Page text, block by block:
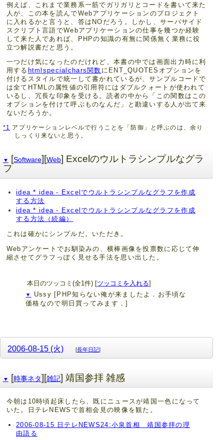
例えば、これまで業務系一筋でガリガリとコードを書いて来た
人が、この本を読んでWebアプリケーションのプロジェクト
に入れるかと言うと、答はNOだろう。しかし、サーバサイド
スクリプト言語でWebアプリケーションの仕事を幾つか経験
して来た人であれば、PHPの知識の有無に関係無く業務に役
立つ解説書だと思う。
一つだけ気になったのだけれど、本書の中では画面出力時に利
用する htmlspecialchars関数 にENT_QUOTESオプションを
付けるスタイルで統一して書かれているが、サンプルコードで
は全てHTMLの属性値の引用符にはダブルクォートが使われて
いるし、冗長な印象を受ける。読者の中から「この関数はこの
オプションを付けて呼ぶものなんだ」と勘違いする人が出て来
ないだろうか。
*1
アプリケーションレベルで行うことを「防御」と呼ぶのは、余り
しっくり来ないと思う。
▼ [Software][Web] Excelのウルトラシンプルなグラ
フ
idea * idea - Excelでウルトラシンプルなグラフを作成
する方法
idea * idea - Excelでウルトラシンプルなグラフを作成
する方法（続編）
これは確かにシンプルだ。いただき。
Webアンケートでお馴染みの、横棒画像を投票数に応じて伸
縮させてグラフっぽく見せる手法を思い出した。
本日のツッコミ(全1件) [ツッコミを入れる]
▼ Ussy [PHP知らない俺が来ましたよ．お手頃な
価格なので明日買ってみます．]
2006-08-15 (火) [長年日記]
▼ [時事ネタ][雑記] 靖国参拝 雑感
今朝は10時頃起床したら、既にニュースが靖国一色になって
いた。日テレNEWSで首相会見の映像を観た。
2006-08-15 日テレNEWS24:小泉首相 靖国参拝の理
由語る